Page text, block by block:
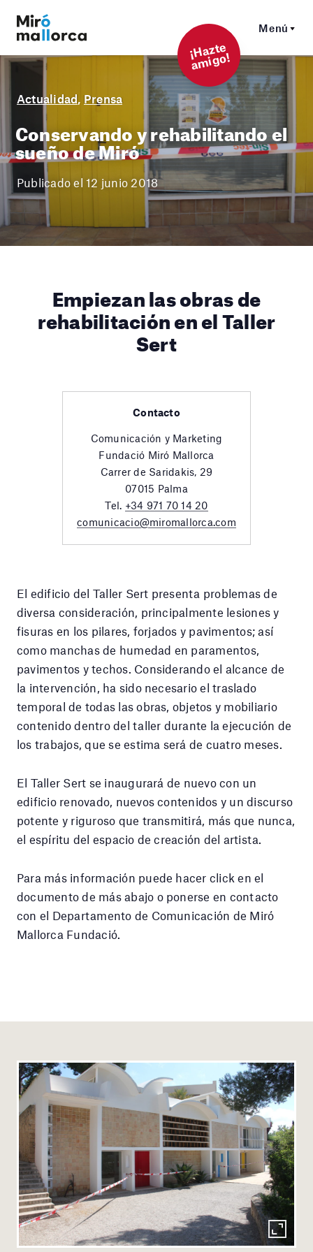
Menú
¡
Hazt
e
a
mi
g
o!
Actualidad, Prensa
Conservando y rehabilitando el
sueño de Miró
Publicado el 12 junio 2018
Empiezan las obras de
rehabilitación en el Taller
Sert
Contacto
Comunicación y Marketing
Fundació Miró Mallorca
Carrer de Saridakis, 29
07015 Palma
Tel. +34 971 70 14 20
comunicacio@miromallorca.com
El edificio del Taller Sert presenta problemas de
diversa consideración, principalmente lesiones y
fisuras en los pilares, forjados y pavimentos; así
como manchas de humedad en paramentos,
pavimentos y techos. Considerando el alcance de
la intervención, ha sido necesario el traslado
temporal de todas las obras, objetos y mobiliario
contenido dentro del taller durante la ejecución de
los trabajos, que se estima será de cuatro meses.
El Taller Sert se inaugurará de nuevo con un
edificio renovado, nuevos contenidos y un discurso
potente y riguroso que transmitirá, más que nunca,
el espíritu del espacio de creación del artista.
Para más información puede hacer click en el
documento de más abajo o ponerse en contacto
con el Departamento de Comunicación de Miró
Mallorca Fundació.